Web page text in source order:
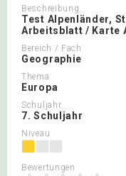
Beschreibung
Test Alpenländer,
Arbeitsblatt / Karte
Bereich / Fach
Geographie
Thema
Europa
Schuljahr
7. Schuljahr
Niveau
Bewertungen